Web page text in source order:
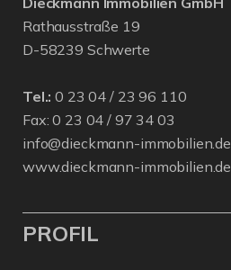
Rathausstraße 19
D-58239 Schwerte
Tel.: 0 23 04 / 23 96 110
Fax: 0 23 04 / 97 34 03
info@dieckmann-immobilien.de
www.dieckmann-immobilien.de
PROFIL